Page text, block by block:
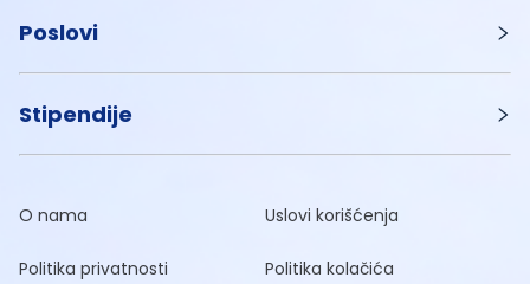
Poslovi
Stipendije
O nama Uslovi korišćenja
Politika privatnosti Politika kolačića